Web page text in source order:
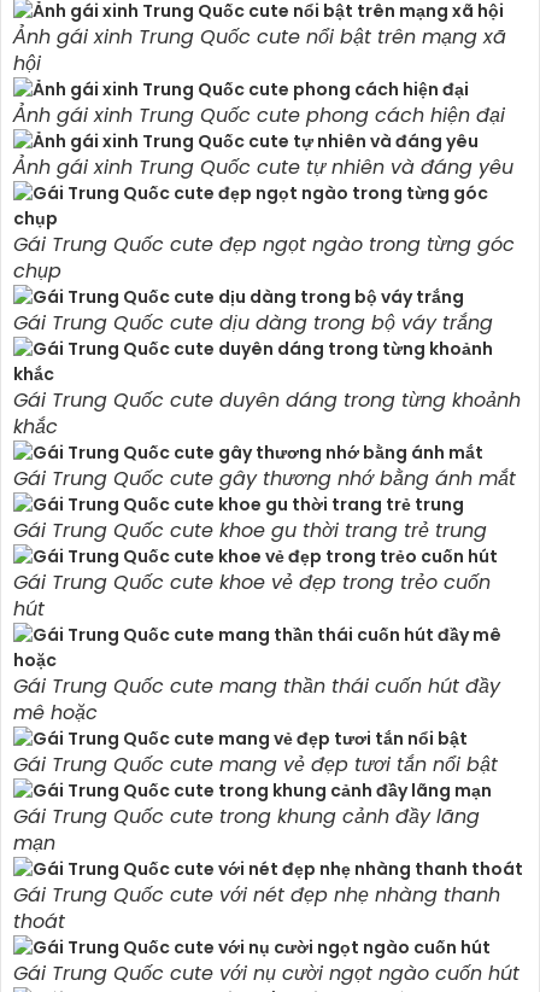
Ảnh gái xinh Trung Quốc cute nổi bật trên mạng xã
hội
Ảnh gái xinh Trung Quốc cute phong cách hiện đại
Ảnh gái xinh Trung Quốc cute tự nhiên và đáng yêu
Gái Trung Quốc cute đẹp ngọt ngào trong từng góc
chụp
Gái Trung Quốc cute dịu dàng trong bộ váy trắng
Gái Trung Quốc cute duyên dáng trong từng khoảnh
khắc
Gái Trung Quốc cute gây thương nhớ bằng ánh mắt
Gái Trung Quốc cute khoe gu thời trang trẻ trung
Gái Trung Quốc cute khoe vẻ đẹp trong trẻo cuốn
hút
Gái Trung Quốc cute mang thần thái cuốn hút đầy
mê hoặc
Gái Trung Quốc cute mang vẻ đẹp tươi tắn nổi bật
Gái Trung Quốc cute trong khung cảnh đầy lãng
mạn
Gái Trung Quốc cute với nét đẹp nhẹ nhàng thanh
thoát
Gái Trung Quốc cute với nụ cười ngọt ngào cuốn hút